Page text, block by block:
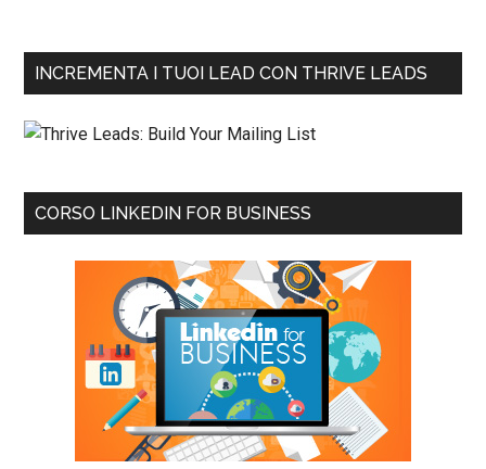
INCREMENTA I TUOI LEAD CON THRIVE LEADS
CORSO LINKEDIN FOR BUSINESS